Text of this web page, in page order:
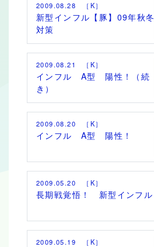
2009.08.28 ［K］
新型インフル【豚】09年秋冬
対策
2009.08.21 ［K］
インフル A型 陽性！（続
き）
2009.08.20 ［K］
インフル A型 陽性！
2009.05.20 ［K］
長期戦覚悟！ 新型インフル
2009.05.19 ［K］